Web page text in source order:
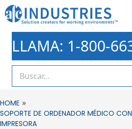
LLAMA: 1-800-
HOME »
SOPORTE DE ORDENADOR MÉDICO
IMPRESORA